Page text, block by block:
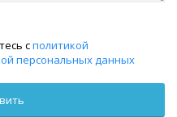
сполитикой
персональных данных